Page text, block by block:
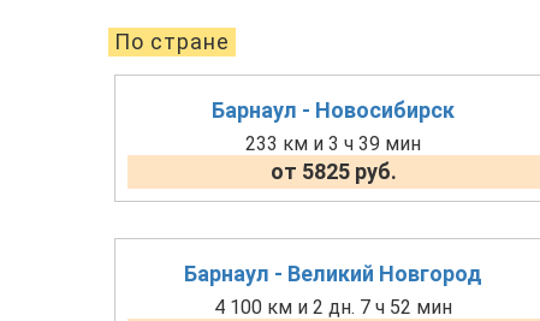
По стране
Барнаул - Новосибирск
233 км и 3 ч 39 мин
от 5825 руб.
Барнаул - Великий Новгород
4 100 км и 2 дн. 7 ч 52 мин